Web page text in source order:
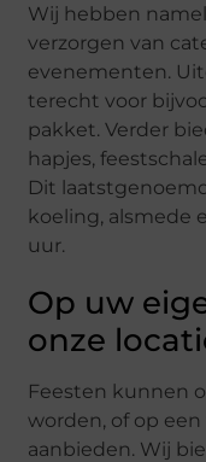
Wij hebben
verzorgen van
evenementen.
terecht voor
pakket. Verder
hapjes,
Dit
koeling, alsmede
uur.
Op uw
onze
Feesten kunnen
worden, of op
aanbieden. Wij